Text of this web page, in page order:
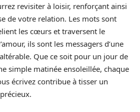
revisiter à loisir, renforçant ainsi
de votre relation. Les mots sont
les cœurs et traversent le
ils sont les messagers d’une
Que ce soit pour un jour de
simple matinée ensoleillée, chaque
écrivez contribue à tisser un
précieux.